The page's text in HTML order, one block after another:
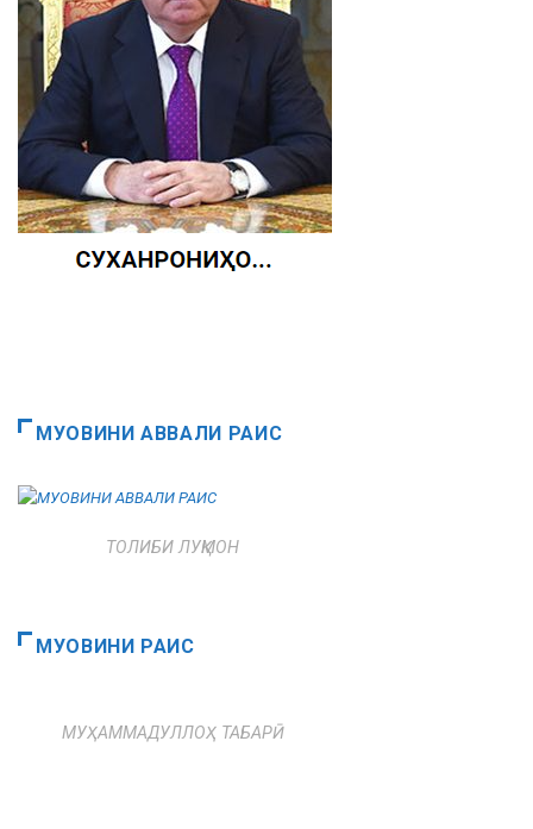
МУОВИНИ АВВАЛИ РАИС
ТОЛИБИ ЛУҚМОН
МУОВИНИ РАИС
МУҲАММАДУЛЛОҲ ТАБАРӢ